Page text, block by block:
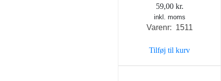
59,00 kr.
inkl. moms
Varenr: 1511
Tilføj til kurv